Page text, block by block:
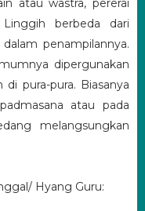
atau wastra, pererai
berbeda dari
penampilannya.
dipergunakan
pura-pura. Biasanya
atau pada
melangsungkan
Hyang Guru: